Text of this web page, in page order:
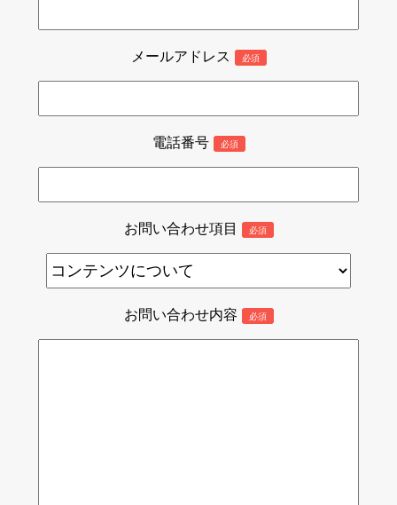
メールアドレス 必須
電話番号 必須
お問い合わせ項目 必須
お問い合わせ内容 必須